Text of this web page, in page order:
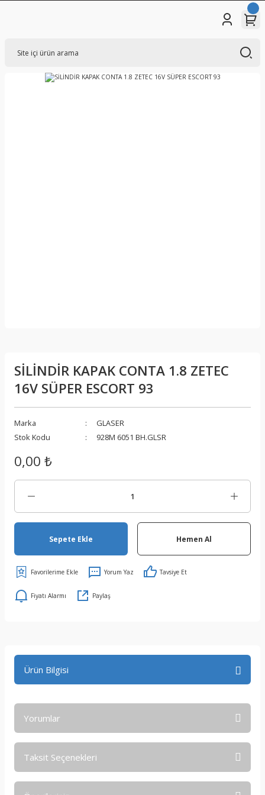
SİLİNDİR KAPAK CONTA 1.8 ZETEC
16V SÜPER ESCORT 93
Marka
GLASER
Stok Kodu
928M 6051 BH.GLSR
0,00 ₺
Sepete Ekle Hemen Al
Yorum Yaz Tavsiye Et
Fiyatı Alarmı Paylaş
Ürün Bilgisi
Yorumlar
Taksit Seçenekleri